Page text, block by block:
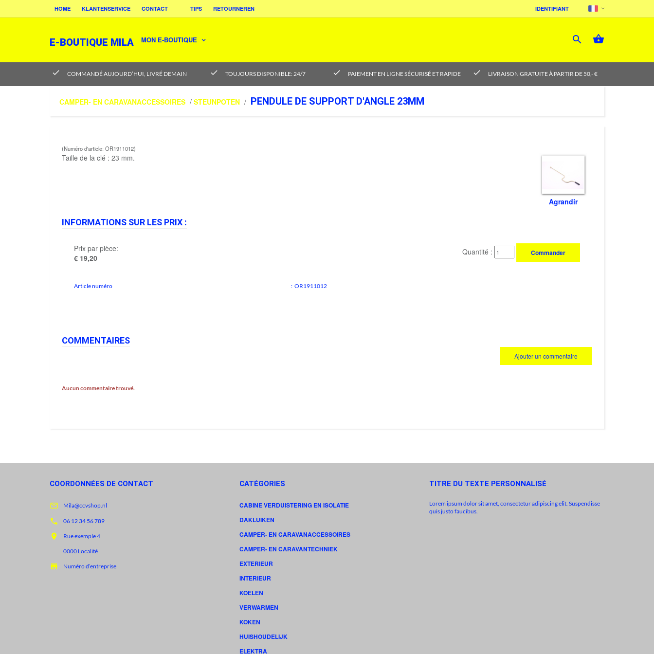
HOME KLANTENSERVICE CONTACT TIPS RETOURNEREN IDENTIFIANT
E-BOUTIQUE MILA MON E-BOUTIQUE 

check COMMANDÉ AUJOURD’HUI, LIVRÉ DEMAIN check TOUJOURS DISPONIBLE: 24/7 check PAIEMENT EN LIGNE SÉCURISÉ ET RAPIDE check LIVRAISON GRATUITE À PARTIR DE 50,- €
CAMPER- EN CARAVANACCESSOIRES / STEUNPOTEN / PENDULE DE SUPPORT D'ANGLE 23MM
(Numéro d'article: OR1911012)
Agrandir
Taille de la clé : 23 mm.
INFORMATIONS SUR LES PRIX :
Prix par pièce:
€ 19,20
Quantité : Commander
Article numéro : OR1911012
COMMENTAIRES
Ajouter un commentaire
Aucun commentaire trouvé.
COORDONNÉES DE CONTACT
 Mila@ccvshop.nl
 06 12 34 56 789
 Rue exemple 4
0000 Localité
 Numéro d’entreprise
CATÉGORIES
CABINE VERDUISTERING EN ISOLATIE
DAKLUIKEN
CAMPER- EN CARAVANACCESSOIRES
CAMPER- EN CARAVANTECHNIEK
EXTERIEUR
INTERIEUR
KOELEN
VERWARMEN
KOKEN
HUISHOUDELIJK
ELEKTRA
TITRE DU TEXTE PERSONNALISÉ
Lorem ipsum dolor sit amet, consectetur adipiscing elit. Suspendisse
quis justo faucibus.